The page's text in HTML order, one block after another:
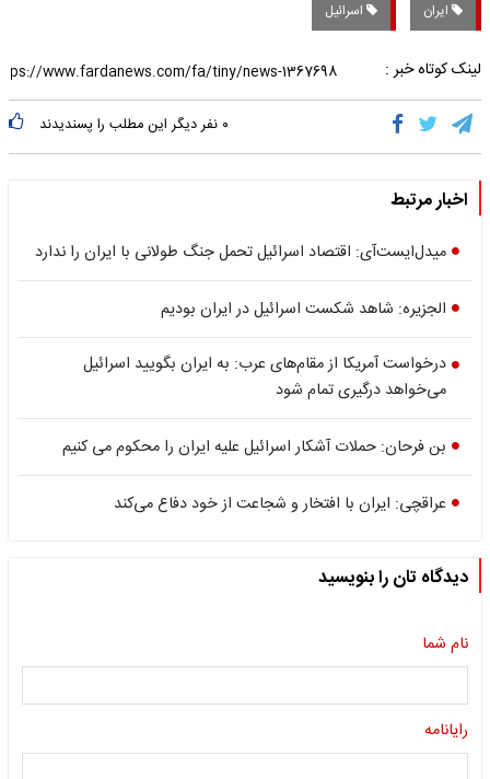
ایران اسرائیل
لینک کوتاه خبر :
۰ نفر دیگر این مطلب را پسندیدند
اخبار مرتبط
میدل‌ایست‌آی: اقتصاد اسرائیل تحمل جنگ طولانی با ایران را ندارد
الجزیره: شاهد شکست اسرائیل در ایران بودیم
درخواست آمریکا از مقام‌های عرب: به ایران بگویید اسرائیل
می‌خواهد درگیری تمام شود
بن فرحان: حملات آشکار اسرائیل علیه ایران را محکوم می کنیم
عراقچی: ایران با افتخار و شجاعت از خود دفاع می‌کند
دیدگاه تان را بنویسید
نام شما
رایانامه